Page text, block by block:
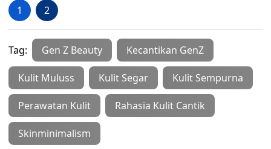
1 2
Tag: Gen Z Beauty Kecantikan GenZ
Kulit Muluss Kulit Segar Kulit Sempurna
Perawatan Kulit Rahasia Kulit Cantik
Skinminimalism